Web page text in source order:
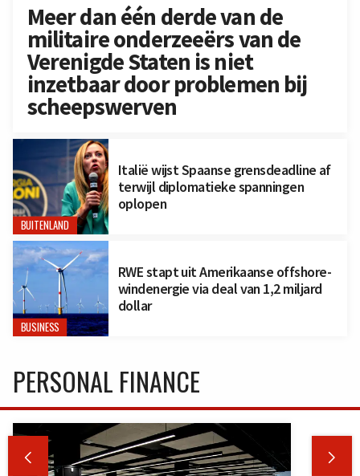
Meer dan één derde van de
militaire onderzeeërs van de
Verenigde Staten is niet
inzetbaar door problemen bij
scheepswerven
BUITENLAND
Italië wijst Spaanse grensdeadline af
terwijl diplomatieke spanningen
oplopen
BUSINESS
RWE stapt uit Amerikaanse offshore-
windenergie via deal van 1,2 miljard
dollar
PERSONAL FINANCE
 